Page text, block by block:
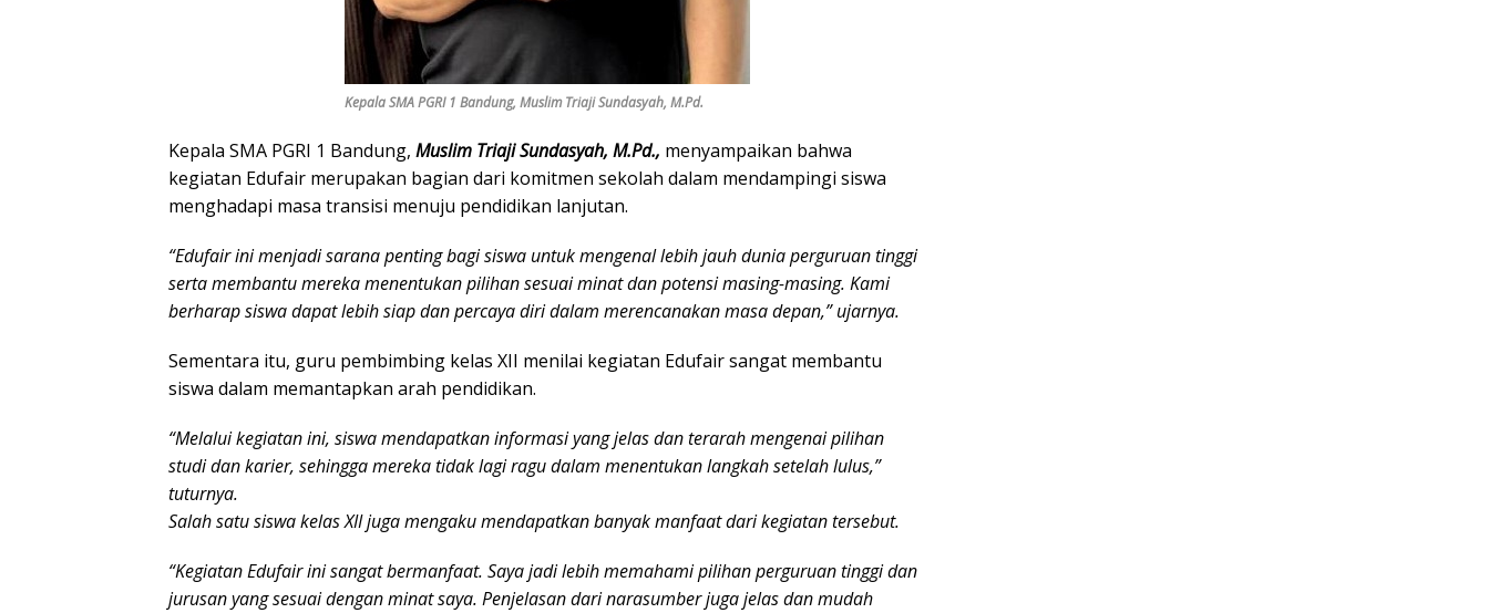
Kepala SMA PGRI 1 Bandung, Muslim Triaji Sundasyah, M.Pd.
Kepala SMA PGRI 1 Bandung, Muslim Triaji Sundasyah, M.Pd., menyampaikan bahwa
kegiatan Edufair merupakan bagian dari komitmen sekolah dalam mendampingi siswa
menghadapi masa transisi menuju pendidikan lanjutan.
“Edufair ini menjadi sarana penting bagi siswa untuk mengenal lebih jauh dunia perguruan tinggi
serta membantu mereka menentukan pilihan sesuai minat dan potensi masing-masing. Kami
berharap siswa dapat lebih siap dan percaya diri dalam merencanakan masa depan,” ujarnya.
Sementara itu, guru pembimbing kelas XII menilai kegiatan Edufair sangat membantu
siswa dalam memantapkan arah pendidikan.
“Melalui kegiatan ini, siswa mendapatkan informasi yang jelas dan terarah mengenai pilihan
studi dan karier, sehingga mereka tidak lagi ragu dalam menentukan langkah setelah lulus,”
tuturnya.
Salah satu siswa kelas XII juga mengaku mendapatkan banyak manfaat dari kegiatan tersebut.
“Kegiatan Edufair ini sangat bermanfaat. Saya jadi lebih memahami pilihan perguruan tinggi dan
jurusan yang sesuai dengan minat saya. Penjelasan dari narasumber juga jelas dan mudah